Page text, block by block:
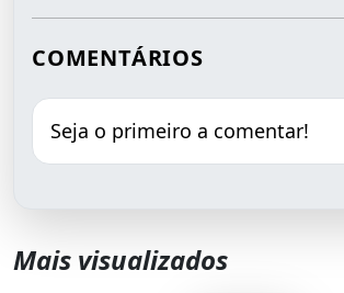
COMENTÁRIOS
Seja o primeiro a comentar!
Mais visualizados